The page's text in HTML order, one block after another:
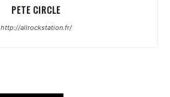
PETE CIRCLE
http://allrockstation.fr/